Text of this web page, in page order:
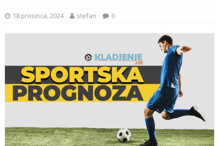
18 prosinca, 2024 stefan 0